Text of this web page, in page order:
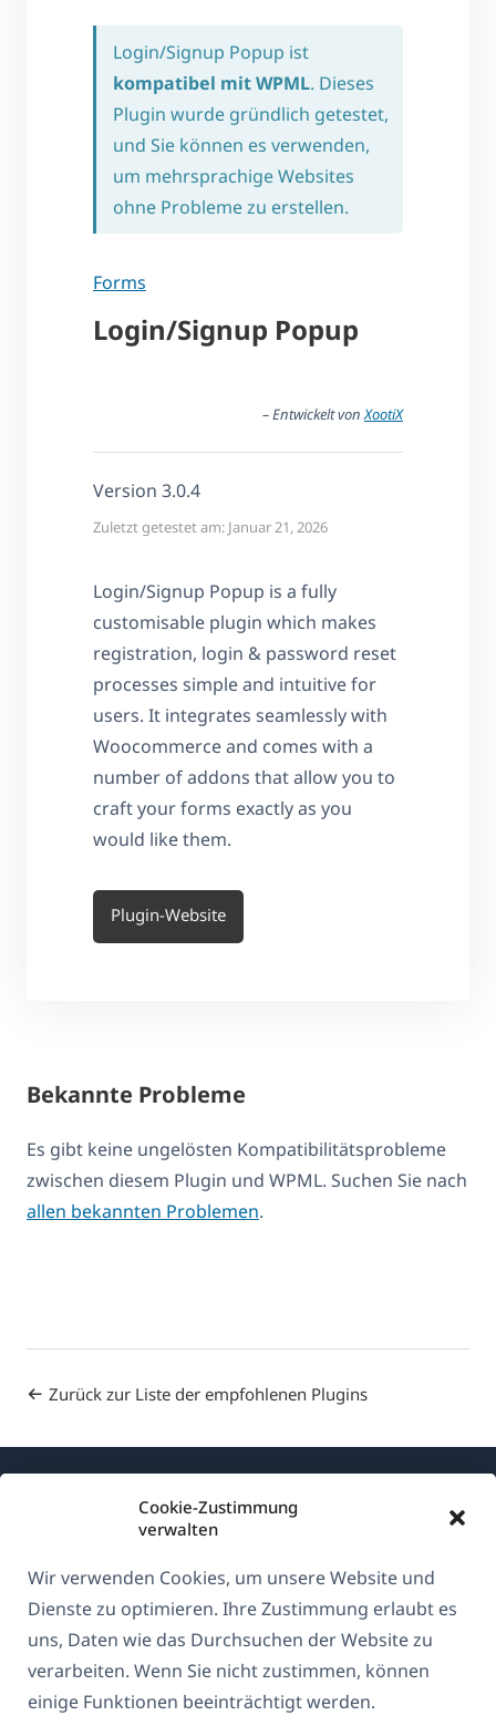
Cookie-Zustimmung
verwalten
Wir verwenden Cookies, um unsere Website und
Dienste zu optimieren. Ihre Zustimmung erlaubt es
uns, Daten wie das Durchsuchen der Website zu
verarbeiten. Wenn Sie nicht zustimmen, können
einige Funktionen beeinträchtigt werden.
Login/Signup Popup ist
kompatibel mit WPML. Dieses
Plugin wurde gründlich getestet,
und Sie können es verwenden,
um mehrsprachige Websites
ohne Probleme zu erstellen.
Forms
Login/Signup Popup
– Entwickelt vonXootiX
Version 3.0.4
Zuletzt getestet am: Januar 21, 2026
Login/Signup Popup is a fully
customisable plugin which makes
registration, login & password reset
processes simple and intuitive for
users. It integrates seamlessly with
Woocommerce and comes with a
number of addons that allow you to
craft your forms exactly as you
would like them.
Plugin-Website
Bekannte Probleme
Es gibt keine ungelösten Kompatibilitätsprobleme
zwischen diesem Plugin und WPML. Suchen Sie nach
allen bekannten Problemen.
Zurück zur Liste der empfohlenen Plugins
Über WPML
DSGVO & Datenschutzrichtlinie
Unserem Team beitreten(öffnet
in